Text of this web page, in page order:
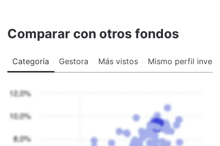
Comparar con otros fondos
Categoría Gestora Más vistos Mismo perfil